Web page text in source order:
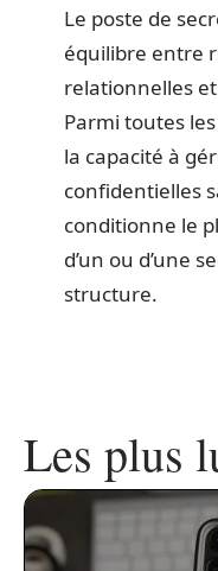
Le poste de
équilibre entre
relationnelles
Parmi toutes
la capacité à
confidentielles
conditionne le
d’un ou d’une
structure.
Les plus